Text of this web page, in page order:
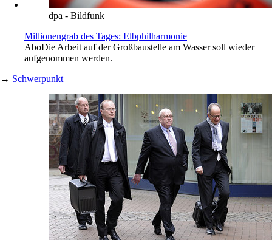
dpa - Bildfunk
Millionengrab des Tages: Elbphilharmonie
AboDie Arbeit auf der Großbaustelle am Wasser soll wieder
aufgenommen werden.
→ Schwerpunkt